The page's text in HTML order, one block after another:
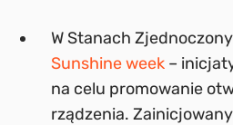
W Stanach
Sunshine week –
na celu promowanie
rządzenia.